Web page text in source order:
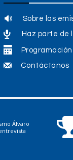
v
l
u
n
.
Sobre las
Haz parte de
Programación
Contáctanos
Álvaro